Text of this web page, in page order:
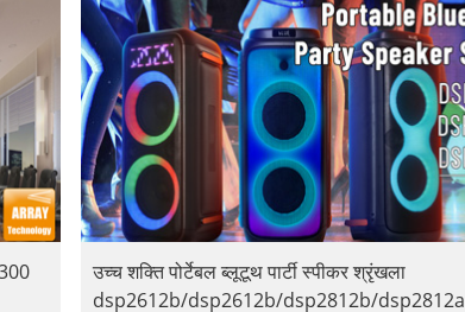
उच्च शक्ति पोर्टेबल ब्लूटूथ पार्टी स्पीकर श्रृंखला
dsp2612b/dsp2612b/dsp2812b/dsp2812a